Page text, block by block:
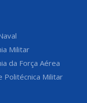
Militar
da Força Aérea
Politécnica Militar